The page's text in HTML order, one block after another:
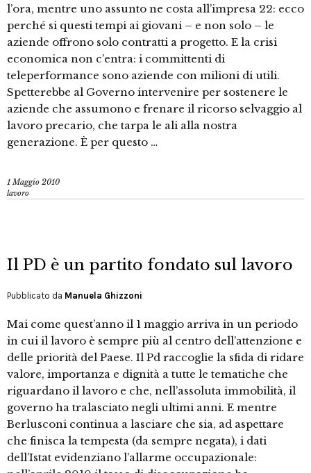
l’ora, mentre uno assunto ne costa all’impresa 22: ecco
perché si questi tempi ai giovani – e non solo – le
aziende offrono solo contratti a progetto. E la crisi
economica non c’entra: i committenti di
teleperformance sono aziende con milioni di utili.
Spetterebbe al Governo intervenire per sostenere le
aziende che assumono e frenare il ricorso selvaggio al
lavoro precario, che tarpa le ali alla nostra
generazione. È per questo …
1 Maggio 2010
lavoro
Il PD è un partito fondato sul lavoro
Pubblicato da Manuela Ghizzoni
Mai come quest’anno il 1 maggio arriva in un periodo
in cui il lavoro è sempre più al centro dell’attenzione e
delle priorità del Paese. Il Pd raccoglie la sfida di ridare
valore, importanza e dignità a tutte le tematiche che
riguardano il lavoro e che, nell’assoluta immobilità, il
governo ha tralasciato negli ultimi anni. E mentre
Berlusconi continua a lasciare che sia, ad aspettare
che finisca la tempesta (da sempre negata), i dati
dell’Istat evidenziano l’allarme occupazionale: